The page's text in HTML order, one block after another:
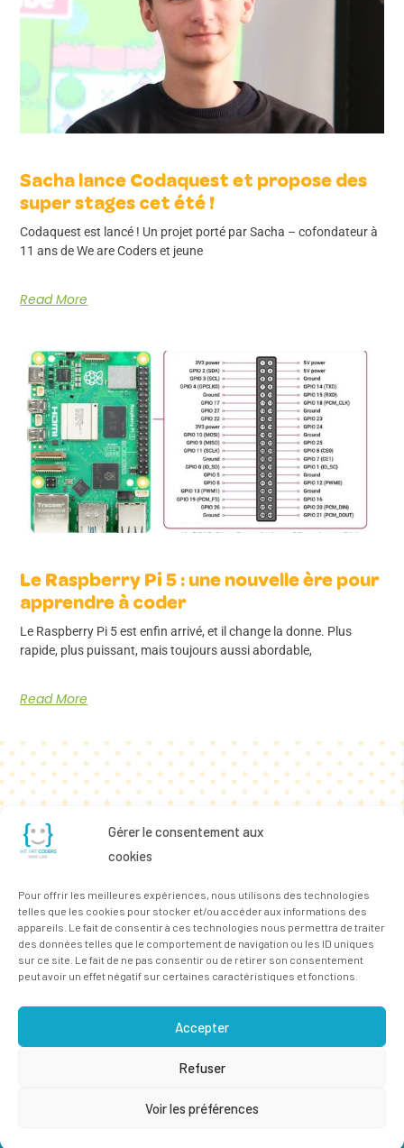
Gérer le consentement aux
cookies
Pour offrir les meilleures expériences, nous utilisons des technologies
telles que les cookies pour stocker et/ou accéder aux informations des
appareils. Le fait de consentir à ces technologies nous permettra de traiter
des données telles que le comportement de navigation ou les ID uniques
sur ce site. Le fait de ne pas consentir ou de retirer son consentement
peut avoir un effet négatif sur certaines caractéristiques et fonctions.
Accepter
Refuser
Voir les préférences
Sacha lance Codaquest et propose des
super stages cet été !
Codaquest est lancé ! Un projet porté par Sacha – cofondateur à
11 ans de We are Coders et jeune
Read More
Le Raspberry Pi 5 : une nouvelle ère pour
apprendre à coder
Le Raspberry Pi 5 est enfin arrivé, et il change la donne. Plus
rapide, plus puissant, mais toujours aussi abordable,
Read More
© 2023 All rights Reserved.